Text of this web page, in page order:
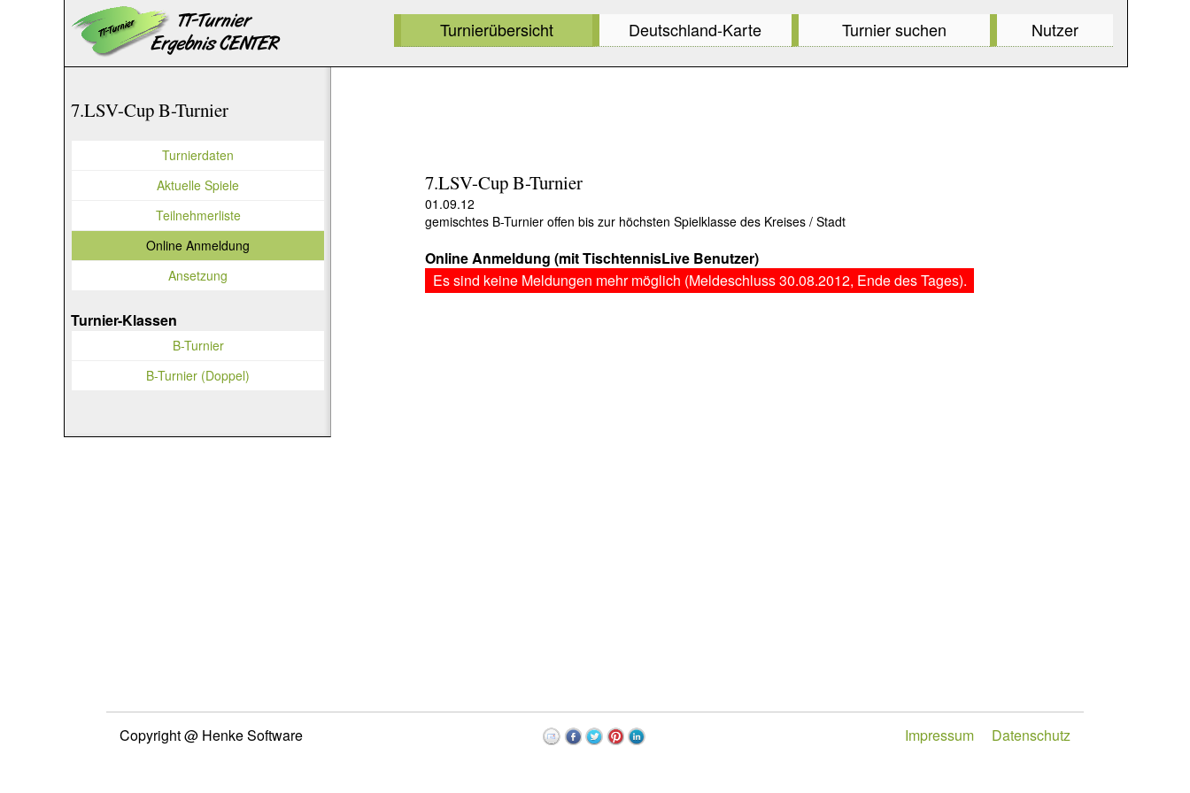
Turnierübersicht Deutschland-Karte Turnier suchen Nutzer
7.LSV-Cup B-Turnier
01.09.12
gemischtes B-Turnier offen bis zur höchsten Spielklasse des Kreises / Stadt
Online Anmeldung (mit TischtennisLive Benutzer)
Es sind keine Meldungen mehr möglich (Meldeschluss 30.08.2012, Ende des Tages).
7.LSV-Cup B-Turnier
Turnierdaten
Aktuelle Spiele
Teilnehmerliste
Online Anmeldung
Ansetzung
Turnier-Klassen
B-Turnier
B-Turnier (Doppel)
Copyright @ Henke Software Datenschutz
Impressum